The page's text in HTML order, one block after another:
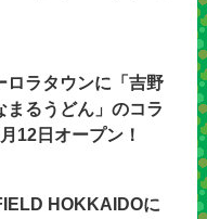
ロラタウンに「吉野
まるうどん」のコラ
12日オープン！
HOKKAIDOに